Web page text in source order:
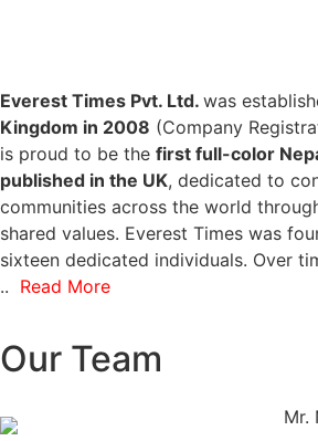
Everest Times Pvt. Ltd. was
Kingdom in 2008 (Company
is proud to be the first full-color
published in the UK, dedicated to
communities across the world
shared values. Everest Times was
sixteen dedicated individuals. Over
.. Read More
Our Team